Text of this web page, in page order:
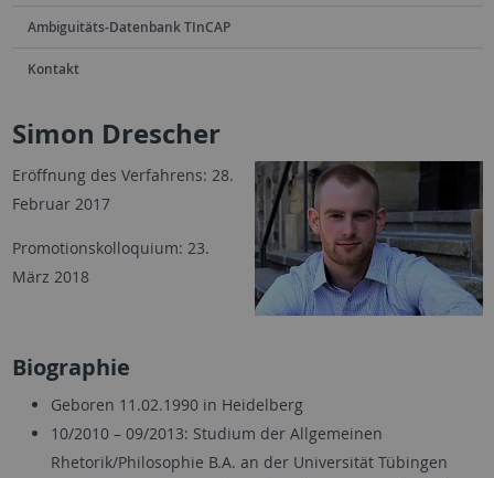
Ambiguitäts-Datenbank TInCAP
Kontakt
Simon Drescher
Eröffnung des Verfahrens: 28.
Februar 2017
Promotionskolloquium: 23.
März 2018
Biographie
Geboren 11.02.1990 in Heidelberg
10/2010 – 09/2013: Studium der Allgemeinen
Rhetorik/Philosophie B.A. an der Universität Tübingen